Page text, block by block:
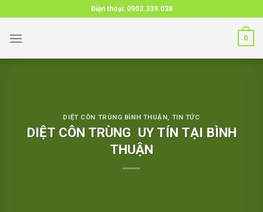
to
content
Điện thoại: 0903.339.038
0
DIỆT CÔN TRÙNG BÌNH THUẬN , TIN TỨC
DIỆT CÔN TRÙNG UY TÍN TẠI BÌNH
THUẬN